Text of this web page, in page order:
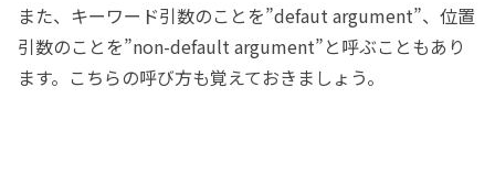
また、キーワード引数のことを”defaut argument”、位置
引数のことを”non-default argument”と呼ぶこともあり
ます。こちらの呼び方も覚えておきましょう。